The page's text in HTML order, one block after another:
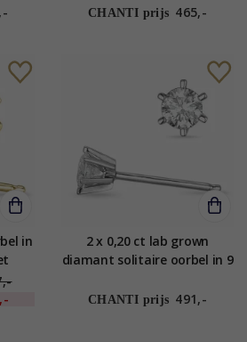
diamant
CHANTI prijs 465,-
in
2 x 0,20 ct lab grown
diamant solitaire oorbel in 9
grown diamant
CHANTI prijs 491,-